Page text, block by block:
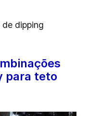
de dipping
para teto